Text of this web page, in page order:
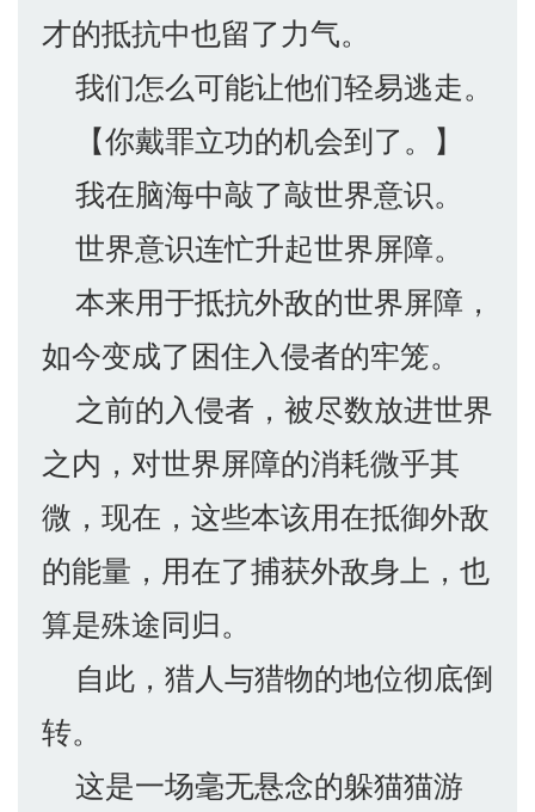
才的抵抗中也留了力气。
我们怎么可能让他们轻易逃走。
【你戴罪立功的机会到了。】
我在脑海中敲了敲世界意识。
世界意识连忙升起世界屏障。
本来用于抵抗外敌的世界屏障，
如今变成了困住入侵者的牢笼。
之前的入侵者，被尽数放进世界
之内，对世界屏障的消耗微乎其
微，现在，这些本该用在抵御外敌
的能量，用在了捕获外敌身上，也
算是殊途同归。
自此，猎人与猎物的地位彻底倒
转。
这是一场毫无悬念的躲猫猫游